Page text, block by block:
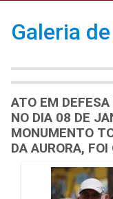
Galeria
ATO EM
NO DIA 08 DE
MONUMENTO
DA AURORA,
Galeria de Mídias